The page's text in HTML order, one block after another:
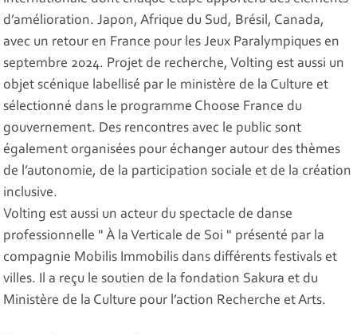
d’amélioration. Japon, Afrique du Sud, Brésil, Canada,
avec un retour en France pour les Jeux Paralympiques en
septembre 2024. Projet de recherche, Volting est aussi un
objet scénique labellisé par le ministère de la Culture et
sélectionné dans le programme Choose France du
gouvernement. Des rencontres avec le public sont
également organisées pour échanger autour des thèmes
de l’autonomie, de la participation sociale et de la création
inclusive.
Volting est aussi un acteur du spectacle de danse
professionnelle " À la Verticale de Soi " présenté par la
compagnie Mobilis Immobilis dans différents festivals et
villes. Il a reçu le soutien de la fondation Sakura et du
Ministère de la Culture pour l’action Recherche et Arts.